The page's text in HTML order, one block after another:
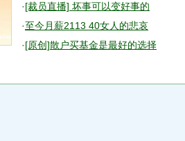
·[裁员直播] 坏事可以变好事的
·至今月薪2113 40女人的悲哀
·[原创]散户买基金是最好的选择